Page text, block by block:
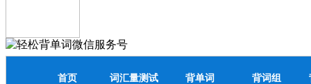
首页 词汇量测试 背单词 背词组